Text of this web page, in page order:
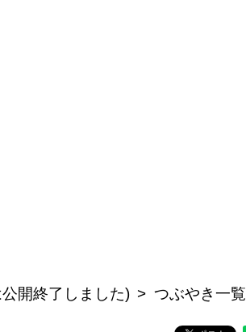
開終了しました) つぶやき一覧